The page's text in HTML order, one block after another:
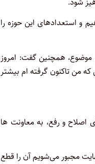
استعدادهای این حوزه را
موضوع، همچنین گفت: امروز
من تاکنون گرفته ام بیشتر
که برای اصلاح و رفع، به معاونت ها
مجبور می‌شویم آن را قطع